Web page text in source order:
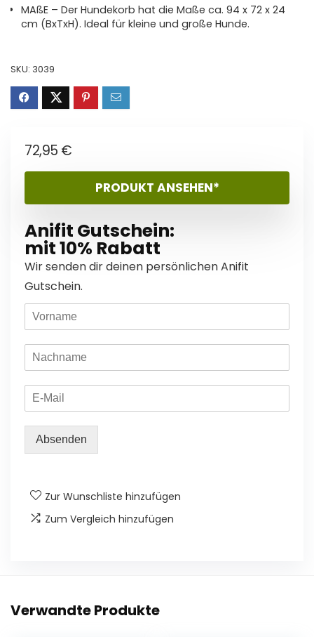
MAßE – Der Hundekorb hat die Maße ca. 94 x 72 x 24
cm (BxTxH). Ideal für kleine und große Hunde.
SKU: 3039
72,95 €
PRODUKT ANSEHEN*
Anifit Gutschein:
mit 10% Rabatt
Wir senden dir deinen persönlichen Anifit
Gutschein.
Absenden
Zur Wunschliste hinzufügen
Zum Vergleich hinzufügen
Verwandte Produkte